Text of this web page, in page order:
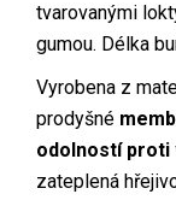
tvarovanými
gumou. Délka
Vyrobena z
prodyšné
odolností proti
zateplená